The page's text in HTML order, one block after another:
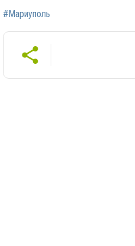
#Мариуполь